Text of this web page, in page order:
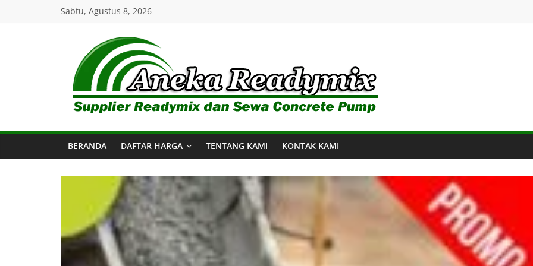
Sabtu, Agustus 8, 2026
Aneka
Readymix
Pusat
Penjualan
Online
Ready
mix
di
Indonesia
BERANDA DAFTAR HARGA TENTANG KAMI KONTAK KAMI